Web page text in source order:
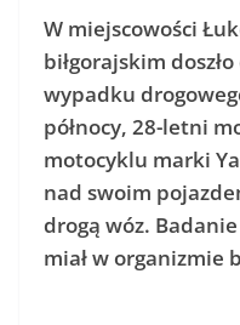
W miejscowości
biłgorajskim
wypadku
północy, 28-letni
motocyklu marki
nad swoim
drogą wóz.
miał w organizmie